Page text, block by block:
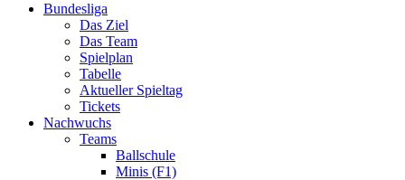
Bundesliga
Das Ziel
Das Team
Spielplan
Tabelle
Aktueller Spieltag
Tickets
Nachwuchs
Teams
Ballschule
Minis (F1)